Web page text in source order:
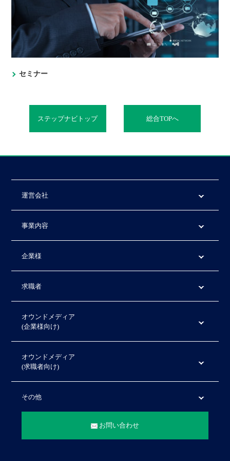
セミナー
ステップナビトップ 総合TOPへ
運営会社
事業内容
企業様
求職者
オウンドメディア
(企業様向け)
オウンドメディア
(求職者向け)
その他
お問い合わせ